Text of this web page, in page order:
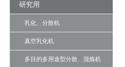
研究用
乳化、分散机
真空乳化机
多目的多用途型分散、混炼机